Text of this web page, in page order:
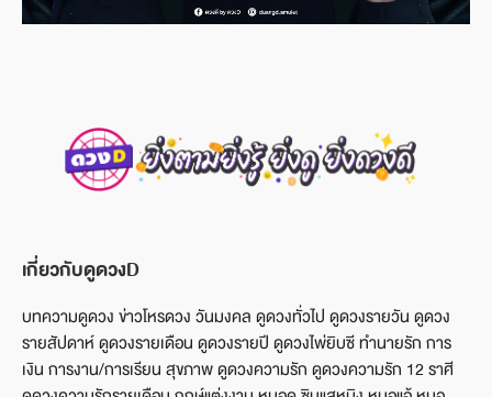
เกี่ยวกับดูดวงD
บทความดูดวง ข่าวโหรดวง วันมงคล ดูดวงทั่วไป ดูดวงรายวัน ดูดวง
รายสัปดาห์ ดูดวงรายเดือน ดูดวงรายปี ดูดวงไพ่ยิบซี ทำนายรัก การ
เงิน การงาน/การเรียน สุขภาพ ดูดวงความรัก ดูดวงความรัก 12 ราศี